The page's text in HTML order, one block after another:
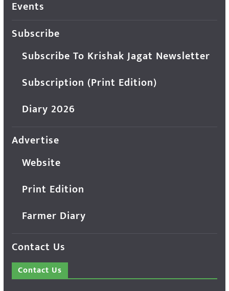
Events
Subscribe
Subscribe To Krishak Jagat Newsletter
Subscription (Print Edition)
Diary 2026
Advertise
Website
Print Edition
Farmer Diary
Contact Us
Contact Us